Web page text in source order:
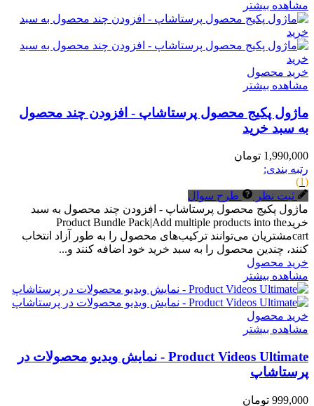
مشاهده بیشتر
خرید محصول
مشاهده بیشتر
ماژول پکیج محصول پرستاشاپ - افزودن چند محصول
به سبد خرید
1,990,000 تومان
رتبه بندی:
(1)
ثبت نظر
طرح سوال
ماژول پکیج محصول پرستاشاپ - افزودن چند محصول به سبد
خریدProduct Bundle Pack|Add multiple products into the
cartمشتریان می‌توانند ترکیب‌های محصول را به طور آزاد انتخاب
کنند، چندین محصول را به سبد خرید خود اضافه کنند و...
خرید محصول
مشاهده بیشتر
خرید محصول
مشاهده بیشتر
Product Videos Ultimate - نمایش ویدیو محصولات در
پرستاشاپ
999,000 تومان